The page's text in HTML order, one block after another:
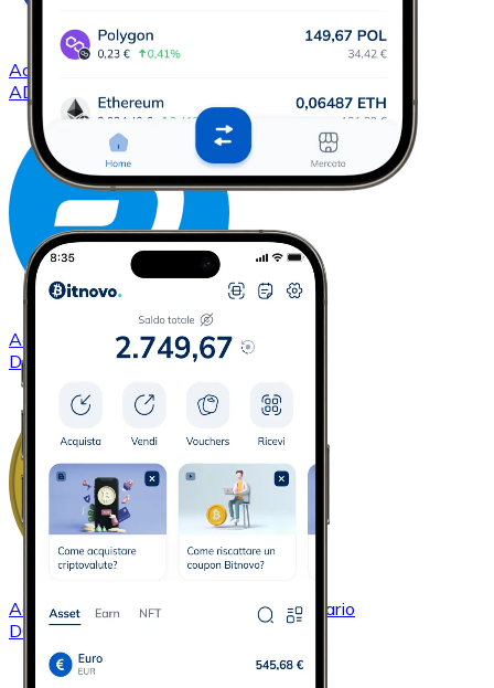
Acquistare
ADA
Acquistare Dashcon bonifico bancario
DASH
AcquistareDogecoin
con bonifico bancario
DOGE